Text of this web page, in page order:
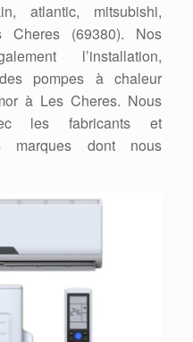
atlantic, mitsubishi,
Cheres (69380). Nos
l’installation,
pompes à chaleur
à Les Cheres. Nous
les fabricants et
marques dont nous